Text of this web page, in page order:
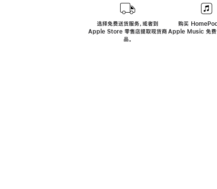
选择免费送货服务，或者到
Apple Store 零售店提取现货商
品。
购买
Apple Music 免费